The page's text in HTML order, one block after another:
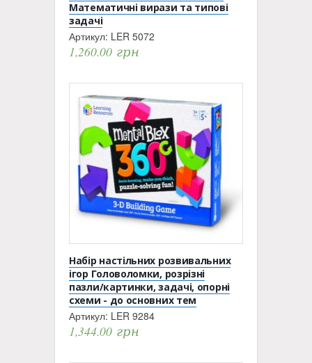
Математичні вирази та типові
задачі
Артикул: LER 5072
1,260.00 грн
Набір настільних розвивальних
ігор Головоломки, розрізні
пазли/картинки, задачі, опорні
схеми - до основних тем
Артикул: LER 9284
1,344.00 грн